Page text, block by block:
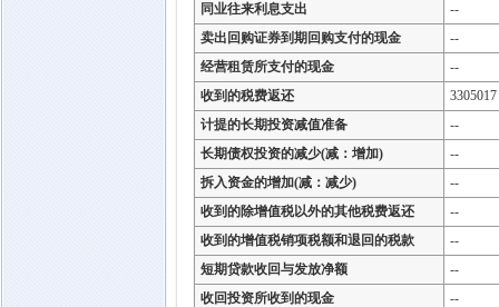
同业往来利息支出
--
卖出回购证券到期回购支付的现金
--
经营租赁所支付的现金
--
收到的税费返还
3305017
计提的长期投资减值准备
--
长期债权投资的减少(减：增加)
--
拆入资金的增加(减：减少)
--
收到的除增值税以外的其他税费返还
--
收到的增值税销项税额和退回的税款
--
短期贷款收回与发放净额
--
收回投资所收到的现金
--